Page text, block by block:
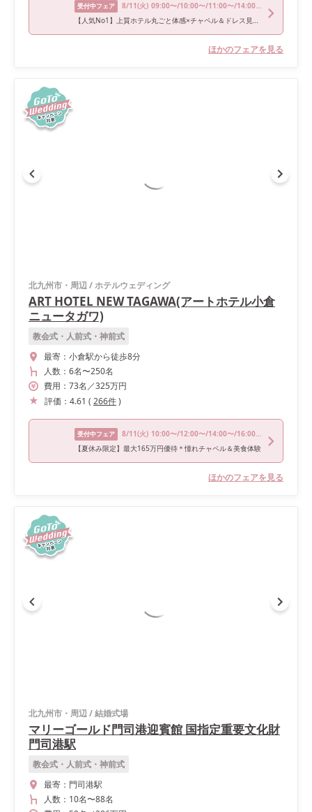
受付中フェア 8/11(火) 09:00〜/10:00〜/11:00〜/14:00〜/15:00〜
【人気No1】上質ホテル丸ごと体感×チャペル＆ドレス見学フェア
ほかのフェアを見る
北九州市・周辺/ホテルウェディング
ART HOTEL NEW TAGAWA(アートホテル小倉
ニュータガワ)
教会式・人前式・神前式
最寄： 小倉駅から徒歩8分
人数： 6名〜250名
費用： 73名 ／325万円
評価： 4.61 ( 266件)
受付中フェア 8/11(火) 10:00〜/12:00〜/14:00〜/16:00〜/18:00〜
【夏休み限定】最大165万円優待＊憧れチャペル＆美食体験
ほかのフェアを見る
北九州市・周辺/結婚式場
マリーゴールド門司港迎賓館 国指定重要文化財
門司港駅
教会式・人前式・神前式
最寄： 門司港駅
人数： 10名〜88名